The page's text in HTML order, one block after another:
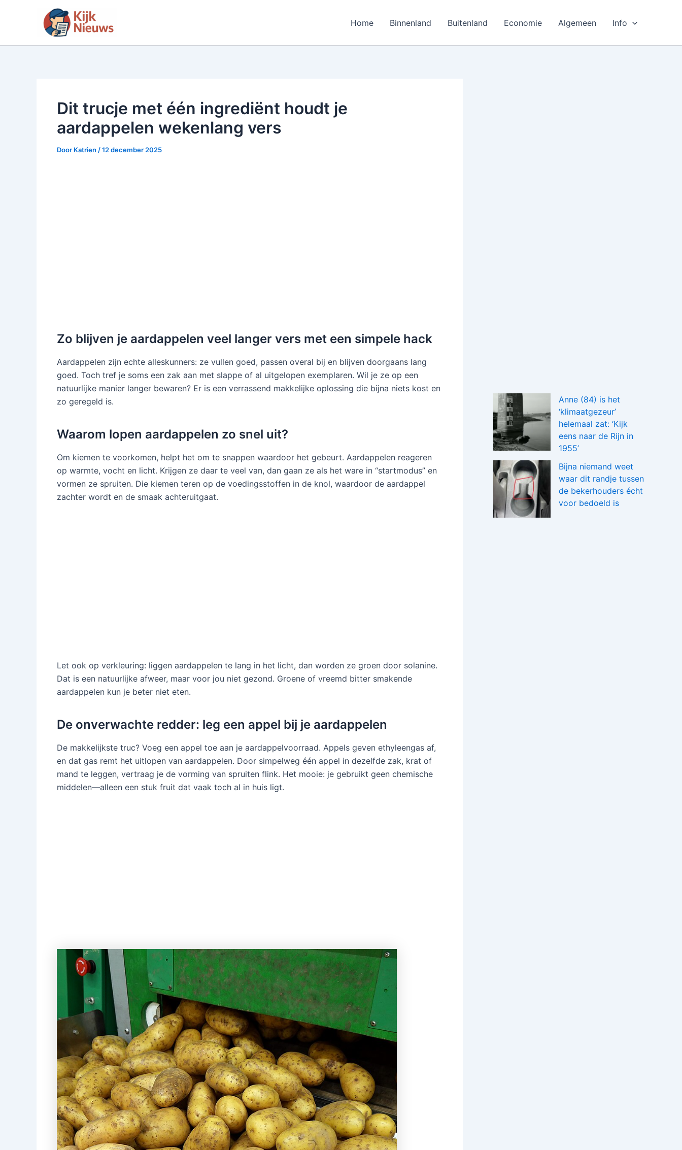
inhoud
Home Binnenland Buitenland Economie Algemeen Info
Dit trucje met één ingrediënt houdt je
aardappelen wekenlang vers
Door Katrien /12 december 2025
Zo blijven je aardappelen veel langer vers met een simpele hack
Aardappelen zijn echte alleskunners: ze vullen goed, passen overal bij en blijven doorgaans lang
goed. Toch tref je soms een zak aan met slappe of al uitgelopen exemplaren. Wil je ze op een
natuurlijke manier langer bewaren? Er is een verrassend makkelijke oplossing die bijna niets kost en
zo geregeld is.
Waarom lopen aardappelen zo snel uit?
Om kiemen te voorkomen, helpt het om te snappen waardoor het gebeurt. Aardappelen reageren
op warmte, vocht en licht. Krijgen ze daar te veel van, dan gaan ze als het ware in “startmodus” en
vormen ze spruiten. Die kiemen teren op de voedingsstoffen in de knol, waardoor de aardappel
zachter wordt en de smaak achteruitgaat.
Let ook op verkleuring: liggen aardappelen te lang in het licht, dan worden ze groen door solanine.
Dat is een natuurlijke afweer, maar voor jou niet gezond. Groene of vreemd bitter smakende
aardappelen kun je beter niet eten.
De onverwachte redder: leg een appel bij je aardappelen
De makkelijkste truc? Voeg een appel toe aan je aardappelvoorraad. Appels geven ethyleengas af,
en dat gas remt het uitlopen van aardappelen. Door simpelweg één appel in dezelfde zak, krat of
mand te leggen, vertraag je de vorming van spruiten flink. Het mooie: je gebruikt geen chemische
middelen—alleen een stuk fruit dat vaak toch al in huis ligt.
Anne (84) is het
‘klimaatgezeur’
helemaal zat: ‘Kijk
eens naar de Rijn in
1955’
Bijna niemand weet
waar dit randje tussen
de bekerhouders écht
voor bedoeld is